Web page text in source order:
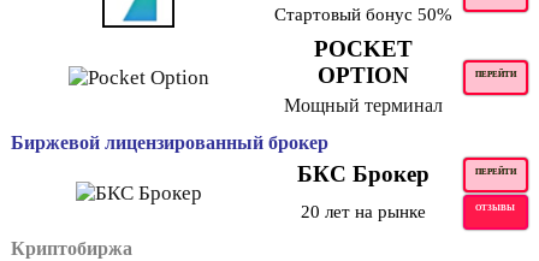
Стартовый бонус 50%
POCKET
OPTION
ПЕРЕЙТИ
Мощный терминал
Биржевой лицензированный брокер
БКС Брокер ПЕРЕЙТИ
20 лет на рынке ОТЗЫВЫ
Криптобиржа